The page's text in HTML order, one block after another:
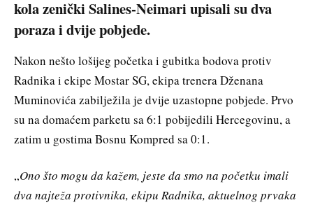
kola zenički Salines-Neimari upisali su dva
poraza i dvije pobjede.
Nakon nešto lošijeg početka i gubitka bodova protiv
Radnika i ekipe Mostar SG, ekipa trenera Dženana
Muminovića zabilježila je dvije uzastopne pobjede. Prvo
su na domaćem parketu sa 6:1 pobijedili Hercegovinu, a
zatim u gostima Bosnu Kompred sa 0:1.
„Ono što mogu da kažem, jeste da smo na početku imali
dva najteža protivnika, ekipu Radnika, aktuelnog prvaka